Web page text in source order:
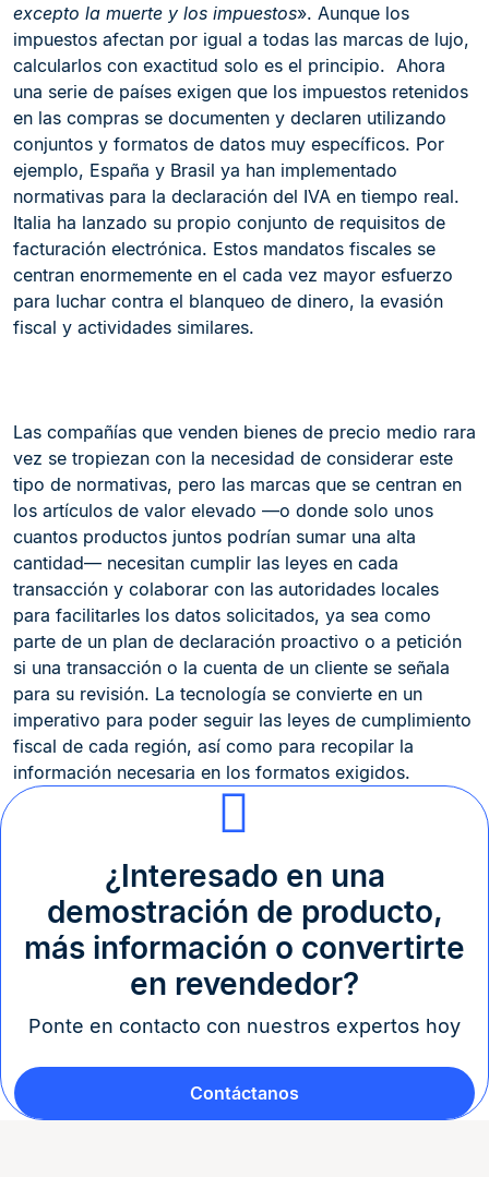
excepto la muerte y los impuestos». Aunque los
impuestos afectan por igual a todas las marcas de lujo,
calcularlos con exactitud solo es el principio. Ahora
una serie de países exigen que los impuestos retenidos
en las compras se documenten y declaren utilizando
conjuntos y formatos de datos muy específicos. Por
ejemplo, España y Brasil ya han implementado
normativas para la declaración del IVA en tiempo real.
Italia ha lanzado su propio conjunto de requisitos de
facturación electrónica. Estos mandatos fiscales se
centran enormemente en el cada vez mayor esfuerzo
para luchar contra el blanqueo de dinero, la evasión
fiscal y actividades similares.
Las compañías que venden bienes de precio medio rara
vez se tropiezan con la necesidad de considerar este
tipo de normativas, pero las marcas que se centran en
los artículos de valor elevado —o donde solo unos
cuantos productos juntos podrían sumar una alta
cantidad— necesitan cumplir las leyes en cada
transacción y colaborar con las autoridades locales
para facilitarles los datos solicitados, ya sea como
parte de un plan de declaración proactivo o a petición
si una transacción o la cuenta de un cliente se señala
para su revisión. La tecnología se convierte en un
imperativo para poder seguir las leyes de cumplimiento
fiscal de cada región, así como para recopilar la
información necesaria en los formatos exigidos.
¿Interesado en una
demostración de producto,
más información o convertirte
en revendedor?
Ponte en contacto con nuestros expertos hoy
Contáctanos